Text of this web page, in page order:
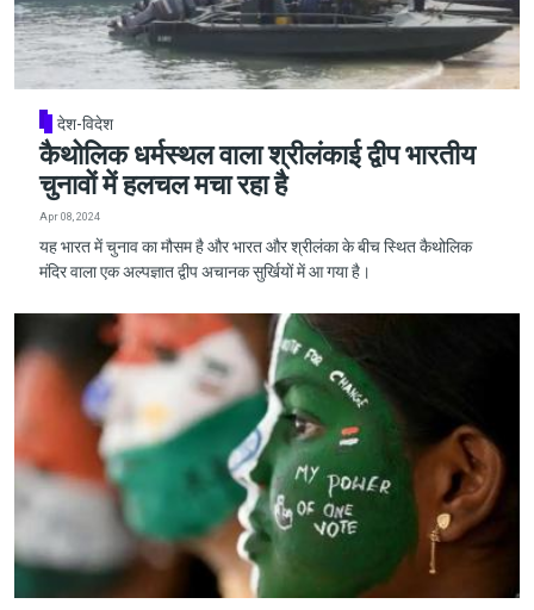
देश-विदेश
कैथोलिक धर्मस्थल वाला श्रीलंकाई द्वीप भारतीय
चुनावों में हलचल मचा रहा है
Apr 08, 2024
यह भारत में चुनाव का मौसम है और भारत और श्रीलंका के बीच स्थित कैथोलिक
मंदिर वाला एक अल्पज्ञात द्वीप अचानक सुर्खियों में आ गया है।